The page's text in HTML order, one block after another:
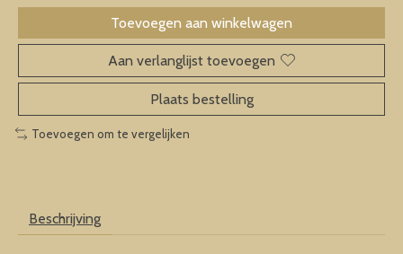
Toevoegen aan winkelwagen
Aan verlanglijst toevoegen
Plaats bestelling
Toevoegen om te vergelijken
Beschrijving